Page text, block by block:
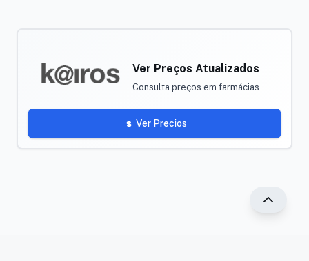
Ver Preços Atualizados
Consulta preços em farmácias
Ver Precios